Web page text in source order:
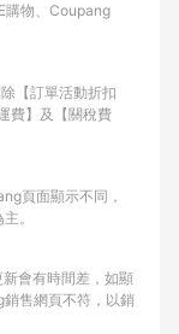
購物、Coupang
【訂單活動折扣
費】及【關稅費
頁面顯示不同，
。
會有時間差，如顯
售網頁不符，以銷